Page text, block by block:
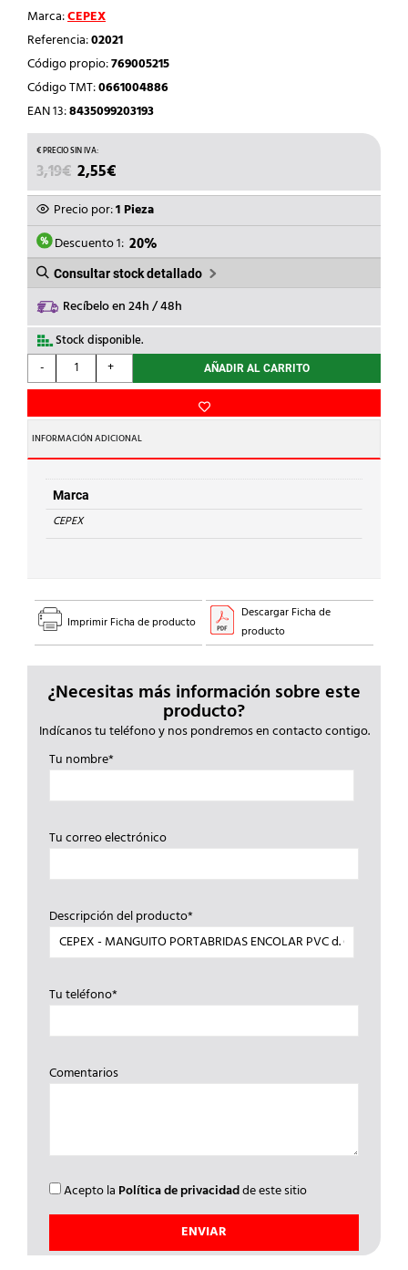
Marca:CEPEX
Referencia:02021
Código propio:769005215
Código TMT:0661004886
EAN 13:8435099203193
3,19€ EL
PRECIO
ORIGINAL
ERA:
3,19€.
2,55€
PRECIO
ACTUAL
ES:
2,55€.
Precio por:1 Pieza
Descuento 1: 20%
Consultar stock detallado
Recíbelo en 24h / 48h
Stock disponible.
-
CEPEX
-
PORTABRIDAS
ENCOLAR
PVC
d.
63
cantidad
+ AÑADIR AL CARRITO
INFORMACIÓN ADICIONAL
Marca
CEPEX
Imprimir Ficha de producto
Descargar Ficha de
producto
¿Necesitas más información sobre este
producto?
Indícanos tu teléfono y nos pondremos en contacto contigo.
Tu nombre*
Tu correo electrónico
Descripción del producto*
Tu teléfono*
Comentarios
Acepto la Política de privacidadde este sitio